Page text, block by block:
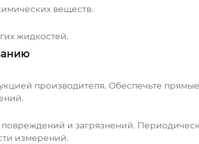
веществ.
жидкостей.
производителя. Обеспечьте
повреждений и загрязнений.
измерений.